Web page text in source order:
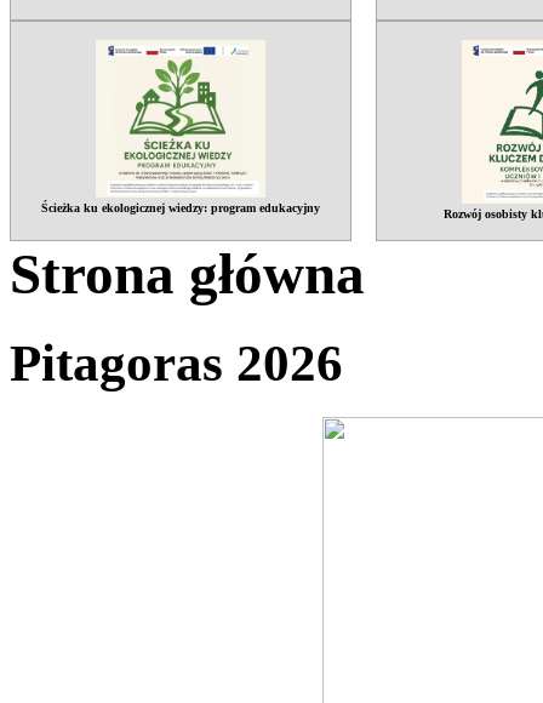
Ścieżka ku ekologicznej wiedzy: program edukacyjny
Rozwój osobisty
Strona główna
Pitagoras 2026